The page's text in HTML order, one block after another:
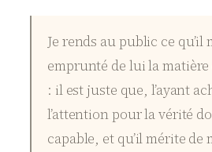
Je rends au public ce qu’il
emprunté de lui la
: il est juste que, l’ayant
l’attention pour la vérité
capable, et qu’il mérite de